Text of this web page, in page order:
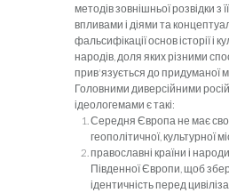
методів зовнішньої розвідки з
впливами і діями та
фальсифікації основ історії і
народів, доля яких різними
прив'язується до придуманої
Головними диверсійними
ідеологемами є такі:
Середня Європа не має
геополітичної, культурної
православні країни і
Південної Євро­пи, щоб
ідентичність перед